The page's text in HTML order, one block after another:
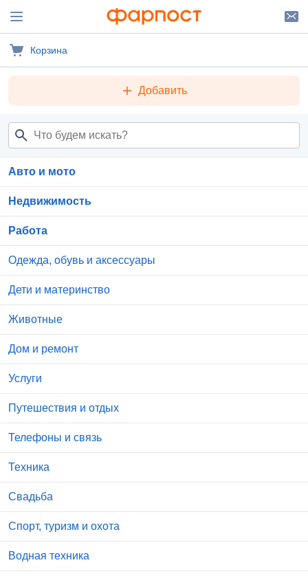
Корзина
Добавить
Авто и мото
Недвижимость
Работа
Одежда, обувь и аксессуары
Дети и материнство
Животные
Дом и ремонт
Услуги
Путешествия и отдых
Телефоны и связь
Техника
Свадьба
Спорт, туризм и охота
Водная техника